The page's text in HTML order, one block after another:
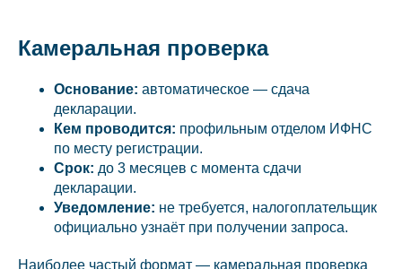
Камеральная проверка
Основание: автоматическое — сдача
декларации.
Кем проводится: профильным отделом ИФНС
по месту регистрации.
Срок: до 3 месяцев с момента сдачи
декларации.
Уведомление: не требуется, налогоплательщик
официально узнаёт при получении запроса.
Наиболее частый формат — камеральная проверка